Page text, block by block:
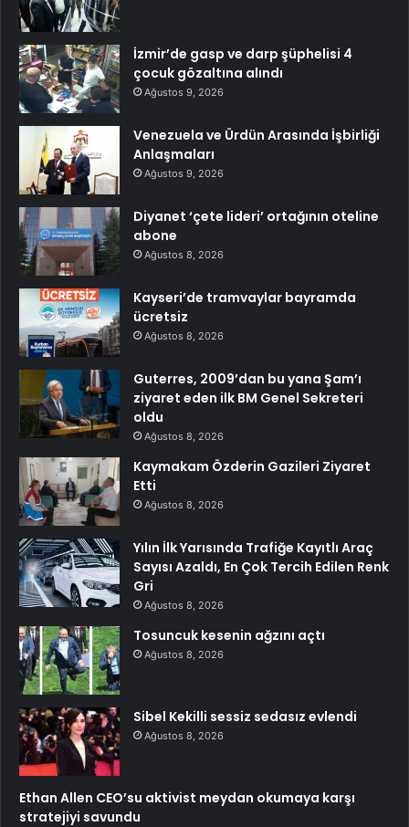
İzmir’de gasp ve darp şüphelisi 4
çocuk gözaltına alındı
Ağustos 9, 2026
Venezuela ve Ürdün Arasında İşbirliği
Anlaşmaları
Ağustos 9, 2026
Diyanet ‘çete lideri’ ortağının oteline
abone
Ağustos 8, 2026
Kayseri’de tramvaylar bayramda
ücretsiz
Ağustos 8, 2026
Guterres, 2009’dan bu yana Şam’ı
ziyaret eden ilk BM Genel Sekreteri
oldu
Ağustos 8, 2026
Kaymakam Özderin Gazileri Ziyaret
Etti
Ağustos 8, 2026
Yılın İlk Yarısında Trafiğe Kayıtlı Araç
Sayısı Azaldı, En Çok Tercih Edilen Renk
Gri
Ağustos 8, 2026
Tosuncuk kesenin ağzını açtı
Ağustos 8, 2026
Sibel Kekilli sessiz sedasız evlendi
Ağustos 8, 2026
Ethan Allen CEO’su aktivist meydan okumaya karşı
stratejiyi savundu